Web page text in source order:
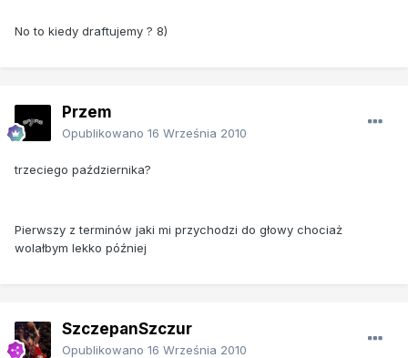
No to kiedy draftujemy ? 8)
Przem
Opublikowano 16 Września 2010
trzeciego października?
Pierwszy z terminów jaki mi przychodzi do głowy chociaż
wolałbym lekko później
SzczepanSzczur
Opublikowano 16 Września 2010